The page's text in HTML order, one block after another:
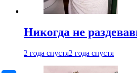
Никогда не
2 года спустя2 года спустя